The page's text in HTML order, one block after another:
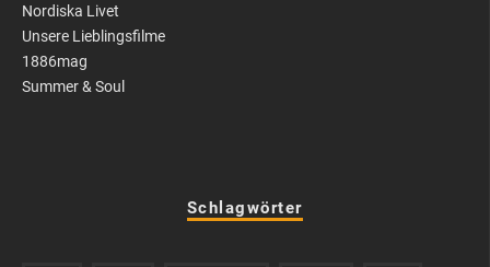
Nordiska Livet
Unsere Lieblingsfilme
1886mag
Summer & Soul
Schlagwörter